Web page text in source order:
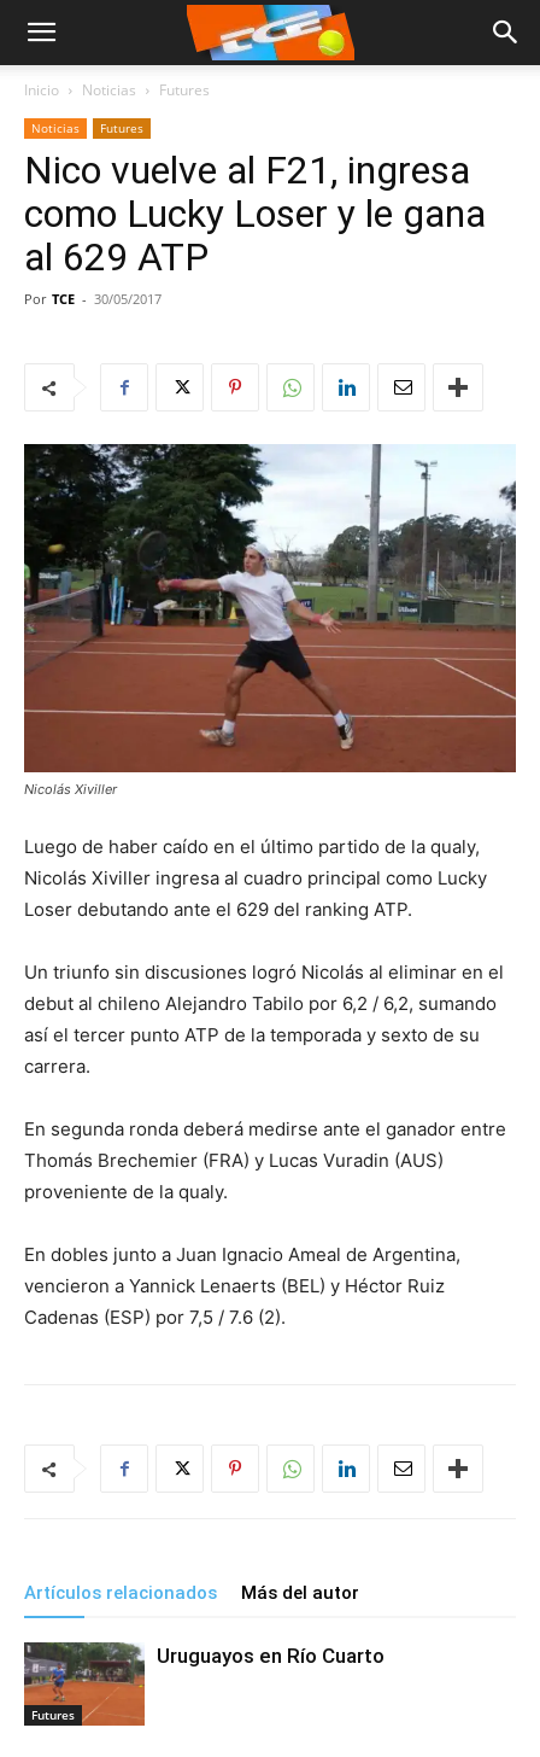
Inicio Noticias Futures
Noticias Futures
Nico vuelve al F21, ingresa
como Lucky Loser y le gana
al 629 ATP
Por TCE - 30/05/2017
Nicolás Xiviller
Luego de haber caído en el último partido de la qualy,
Nicolás Xiviller ingresa al cuadro principal como Lucky
Loser debutando ante el 629 del ranking ATP.
Un triunfo sin discusiones logró Nicolás al eliminar en el
debut al chileno Alejandro Tabilo por 6,2 / 6,2, sumando
así el tercer punto ATP de la temporada y sexto de su
carrera.
En segunda ronda deberá medirse ante el ganador entre
Thomás Brechemier (FRA) y Lucas Vuradin (AUS)
proveniente de la qualy.
En dobles junto a Juan Ignacio Ameal de Argentina,
vencieron a Yannick Lenaerts (BEL) y Héctor Ruiz
Cadenas (ESP) por 7,5 / 7.6 (2).
Artículos relacionados Más del autor
Futures
Uruguayos en Río Cuarto